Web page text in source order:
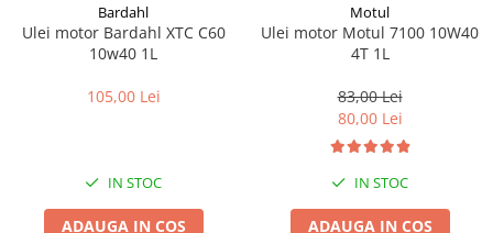
Consumabile BMW Motorrad
Uleiuri si lichide moto
Ulei transmisie moto
Antigel moto
Aditivi moto
Bardahl
Ulei motor Bardahl XTC C60
10w40 1L
105,00 Lei
IN STOC
ADAUGA IN COS
Motul
Ulei motor Motul 7100 10W40
4T 1L
83,00 Lei
80,00 Lei
IN STOC
ADAUGA IN COS